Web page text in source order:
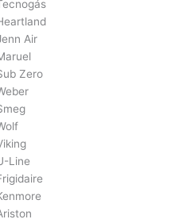
Air
Zero
Line